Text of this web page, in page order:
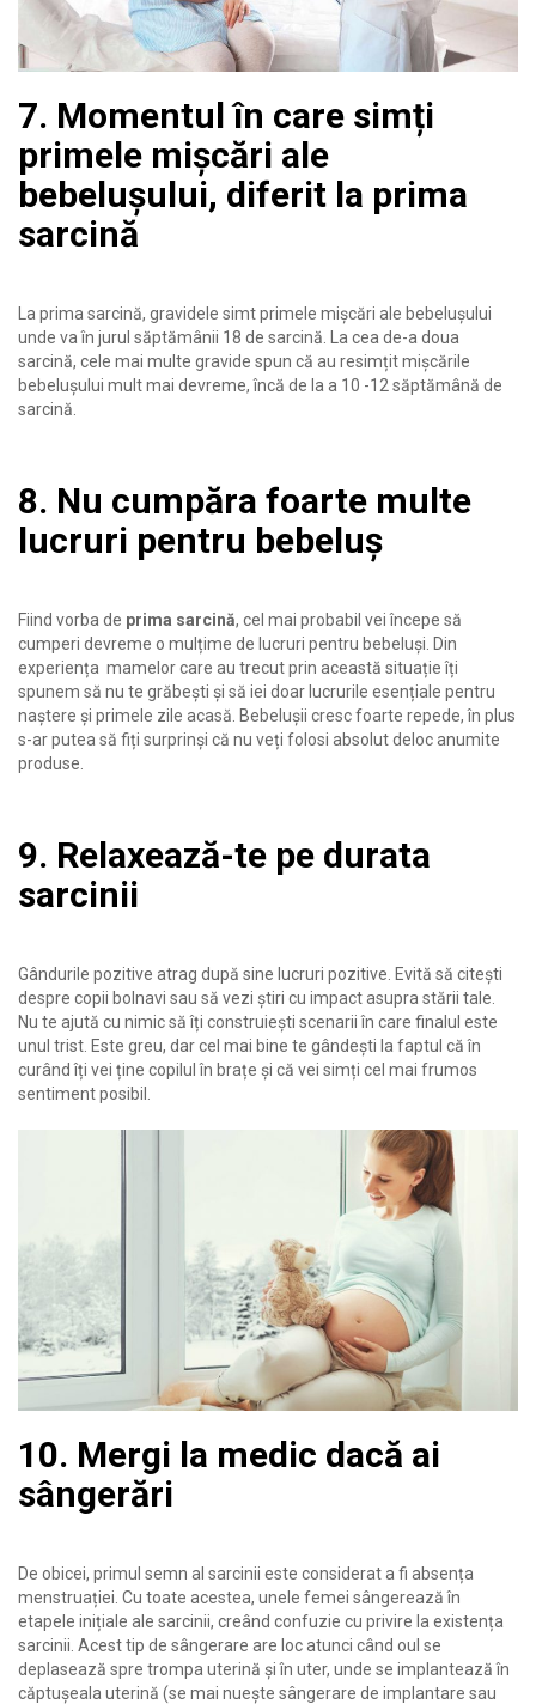
7. Momentul în care simți
primele mișcări ale
bebelușului, diferit la prima
sarcină
La prima sarcină, gravidele simt primele mișcări ale bebelușului
unde va în jurul săptămânii 18 de sarcină. La cea de-a doua
sarcină, cele mai multe gravide spun că au resimțit mișcările
bebelușului mult mai devreme, încă de la a 10 -12 săptămână de
sarcină.
8. Nu cumpăra foarte multe
lucruri pentru bebeluș
Fiind vorba de prima sarcină, cel mai probabil vei începe să
cumperi devreme o mulțime de lucruri pentru bebeluși. Din
experiența mamelor care au trecut prin această situație îți
spunem să nu te grăbești și să iei doar lucrurile esențiale pentru
naștere și primele zile acasă. Bebelușii cresc foarte repede, în plus
s-ar putea să fiți surprinși că nu veți folosi absolut deloc anumite
produse.
9. Relaxează-te pe durata
sarcinii
Gândurile pozitive atrag după sine lucruri pozitive. Evită să citești
despre copii bolnavi sau să vezi știri cu impact asupra stării tale.
Nu te ajută cu nimic să îți construiești scenarii în care finalul este
unul trist. Este greu, dar cel mai bine te gândești la faptul că în
curând îți vei ține copilul în brațe și că vei simți cel mai frumos
sentiment posibil.
10. Mergi la medic dacă ai
sângerări
De obicei, primul semn al sarcinii este considerat a fi absența
menstruației. Cu toate acestea, unele femei sângerează în
etapele inițiale ale sarcinii, creând confuzie cu privire la existența
sarcinii. Acest tip de sângerare are loc atunci când oul se
deplasează spre trompa uterină și în uter, unde se implantează în
căptușeala uterină (se mai nuește sângerare de implantare sau